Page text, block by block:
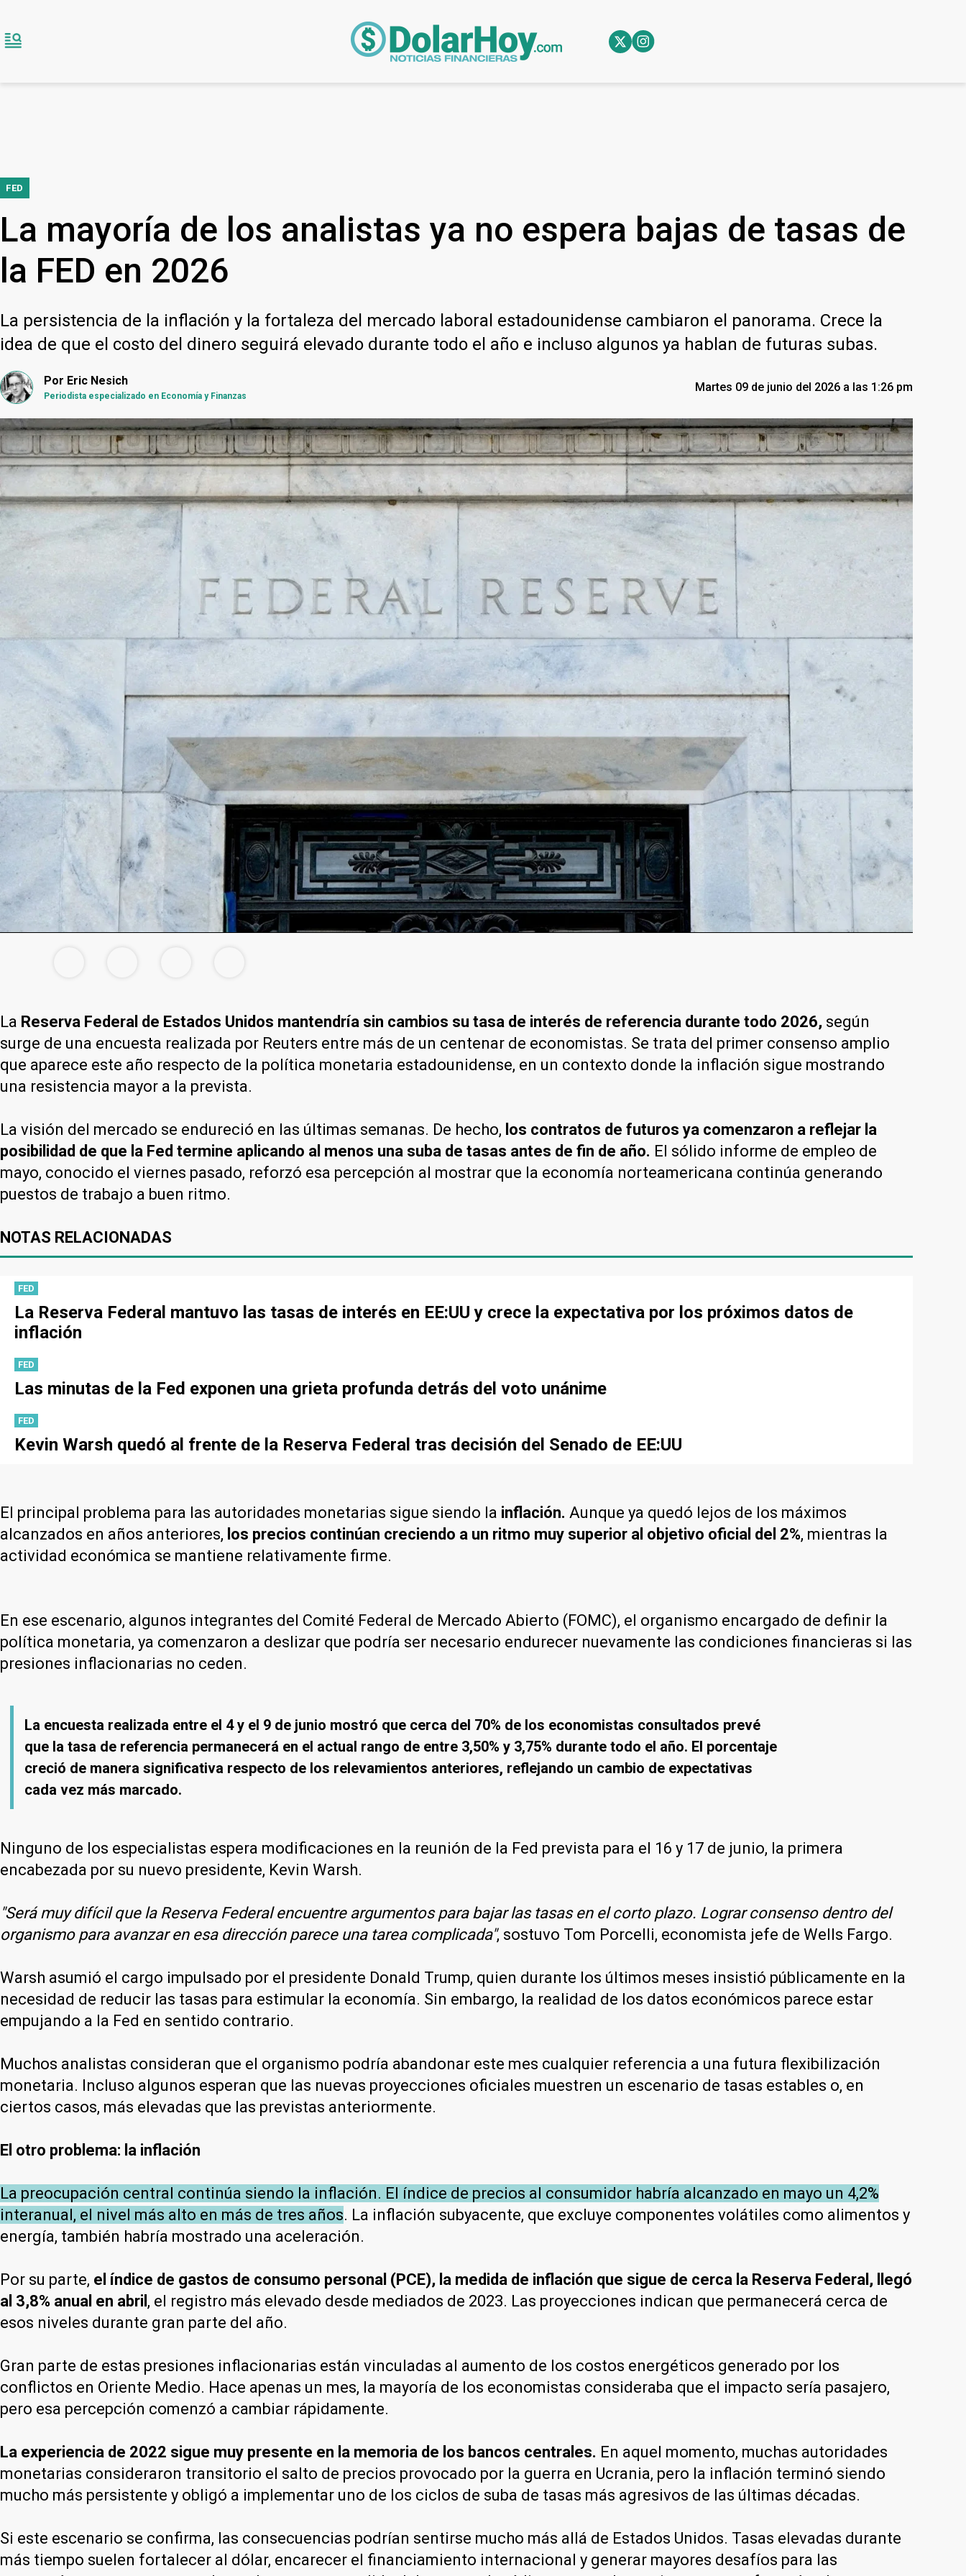
FED
La mayoría de los analistas ya no espera bajas de tasas de
la FED en 2026
La persistencia de la inflación y la fortaleza del mercado laboral estadounidense cambiaron el panorama. Crece la
idea de que el costo del dinero seguirá elevado durante todo el año e incluso algunos ya hablan de futuras subas.
Por Eric Nesich
Periodista especializado en Economía y Finanzas
Martes 09 de junio del 2026 a las 1:26 pm
La Reserva Federal de Estados Unidos mantendría sin cambios su tasa de interés de referencia durante todo 2026, según
surge de una encuesta realizada por Reuters entre más de un centenar de economistas. Se trata del primer consenso amplio
que aparece este año respecto de la política monetaria estadounidense, en un contexto donde la inflación sigue mostrando
una resistencia mayor a la prevista.
La visión del mercado se endureció en las últimas semanas. De hecho, los contratos de futuros ya comenzaron a reflejar la
posibilidad de que la Fed termine aplicando al menos una suba de tasas antes de fin de año. El sólido informe de empleo de
mayo, conocido el viernes pasado, reforzó esa percepción al mostrar que la economía norteamericana continúa generando
puestos de trabajo a buen ritmo.
NOTAS RELACIONADAS
FED
La Reserva Federal mantuvo las tasas de interés en EE:UU y crece la expectativa por los próximos datos de
inflación
FED
Las minutas de la Fed exponen una grieta profunda detrás del voto unánime
FED
Kevin Warsh quedó al frente de la Reserva Federal tras decisión del Senado de EE:UU
El principal problema para las autoridades monetarias sigue siendo la inflación. Aunque ya quedó lejos de los máximos
alcanzados en años anteriores, los precios continúan creciendo a un ritmo muy superior al objetivo oficial del 2%, mientras la
actividad económica se mantiene relativamente firme.
En ese escenario, algunos integrantes del Comité Federal de Mercado Abierto (FOMC), el organismo encargado de definir la
política monetaria, ya comenzaron a deslizar que podría ser necesario endurecer nuevamente las condiciones financieras si las
presiones inflacionarias no ceden.
La encuesta realizada entre el 4 y el 9 de junio mostró que cerca del 70% de los economistas consultados prevé
que la tasa de referencia permanecerá en el actual rango de entre 3,50% y 3,75% durante todo el año. El porcentaje
creció de manera significativa respecto de los relevamientos anteriores, reflejando un cambio de expectativas
cada vez más marcado.
Ninguno de los especialistas espera modificaciones en la reunión de la Fed prevista para el 16 y 17 de junio, la primera
encabezada por su nuevo presidente, Kevin Warsh.
"Será muy difícil que la Reserva Federal encuentre argumentos para bajar las tasas en el corto plazo. Lograr consenso dentro del
organismo para avanzar en esa dirección parece una tarea complicada", sostuvo Tom Porcelli, economista jefe de Wells Fargo.
Warsh asumió el cargo impulsado por el presidente Donald Trump, quien durante los últimos meses insistió públicamente en la
necesidad de reducir las tasas para estimular la economía. Sin embargo, la realidad de los datos económicos parece estar
empujando a la Fed en sentido contrario.
Muchos analistas consideran que el organismo podría abandonar este mes cualquier referencia a una futura flexibilización
monetaria. Incluso algunos esperan que las nuevas proyecciones oficiales muestren un escenario de tasas estables o, en
ciertos casos, más elevadas que las previstas anteriormente.
El otro problema: la inflación
La preocupación central continúa siendo la inflación. El índice de precios al consumidor habría alcanzado en mayo un 4,2%
interanual, el nivel más alto en más de tres años. La inflación subyacente, que excluye componentes volátiles como alimentos y
energía, también habría mostrado una aceleración.
Por su parte, el índice de gastos de consumo personal (PCE), la medida de inflación que sigue de cerca la Reserva Federal, llegó
al 3,8% anual en abril , el registro más elevado desde mediados de 2023. Las proyecciones indican que permanecerá cerca de
esos niveles durante gran parte del año.
Gran parte de estas presiones inflacionarias están vinculadas al aumento de los costos energéticos generado por los
conflictos en Oriente Medio. Hace apenas un mes, la mayoría de los economistas consideraba que el impacto sería pasajero,
pero esa percepción comenzó a cambiar rápidamente.
La experiencia de 2022 sigue muy presente en la memoria de los bancos centrales. En aquel momento, muchas autoridades
monetarias consideraron transitorio el salto de precios provocado por la guerra en Ucrania, pero la inflación terminó siendo
mucho más persistente y obligó a implementar uno de los ciclos de suba de tasas más agresivos de las últimas décadas.
Si este escenario se confirma, las consecuencias podrían sentirse mucho más allá de Estados Unidos. Tasas elevadas durante
más tiempo suelen fortalecer al dólar, encarecer el financiamiento internacional y generar mayores desafíos para las